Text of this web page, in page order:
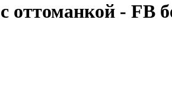
оттоманкой - FB